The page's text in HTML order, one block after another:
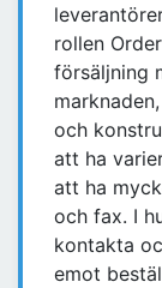
rollen
försäljning
och
att ha
att ha
och fax. I
kontakta
emot